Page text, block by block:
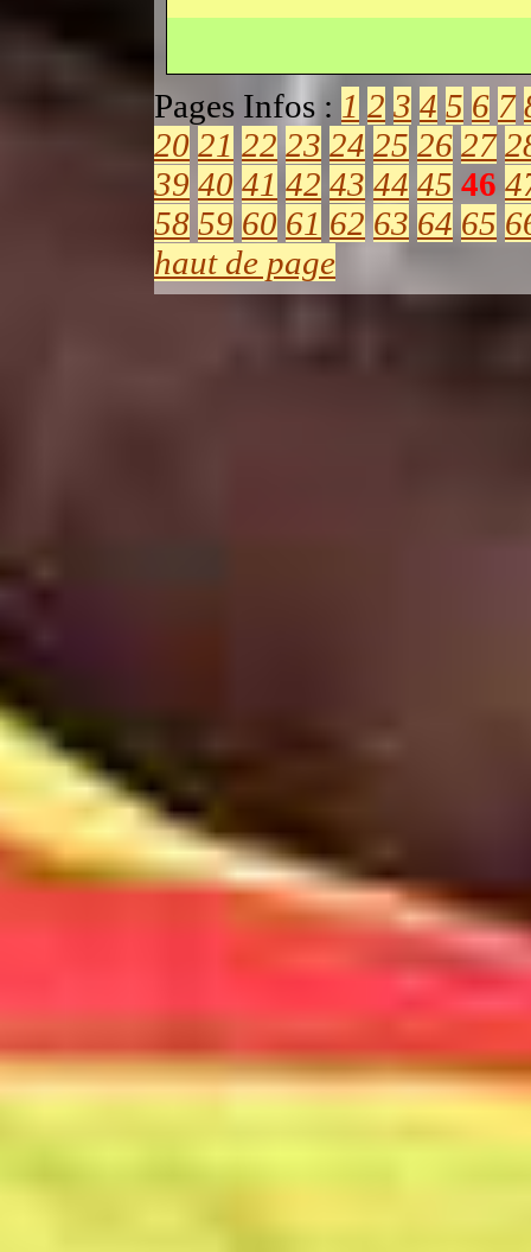
Pages Infos : 1 2 3 4 5 6 7
20 21 22 23 24 25 26 27
39 40 41 42 43 44 45 46
58 59 60 61 62 63 64 65
haut de page